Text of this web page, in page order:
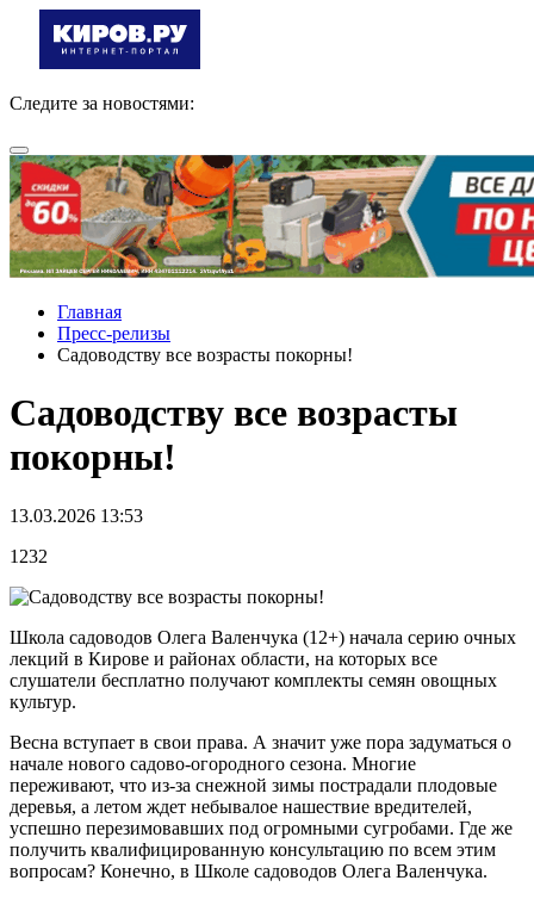
Следите за новостями:
Главная
Пресс-релизы
Садоводству все возрасты покорны!
Садоводству все возрасты
покорны!
13.03.2026 13:53
1232
Школа садоводов Олега Валенчука (12+) начала серию очных
лекций в Кирове и районах области, на которых все
слушатели бесплатно получают комплекты семян овощных
культур.
Весна вступает в свои права. А значит уже пора задуматься о
начале нового садово-огородного сезона. Многие
переживают, что из-за снежной зимы пострадали плодовые
деревья, а летом ждет небывалое нашествие вредителей,
успешно перезимовавших под огромными сугробами. Где же
получить квалифицированную консультацию по всем этим
вопросам? Конечно, в Школе садоводов Олега Валенчука.